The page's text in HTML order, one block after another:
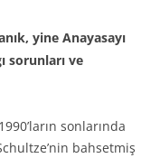
yine Anayasayı
sorunları ve
sonlarında
bahsetmiş